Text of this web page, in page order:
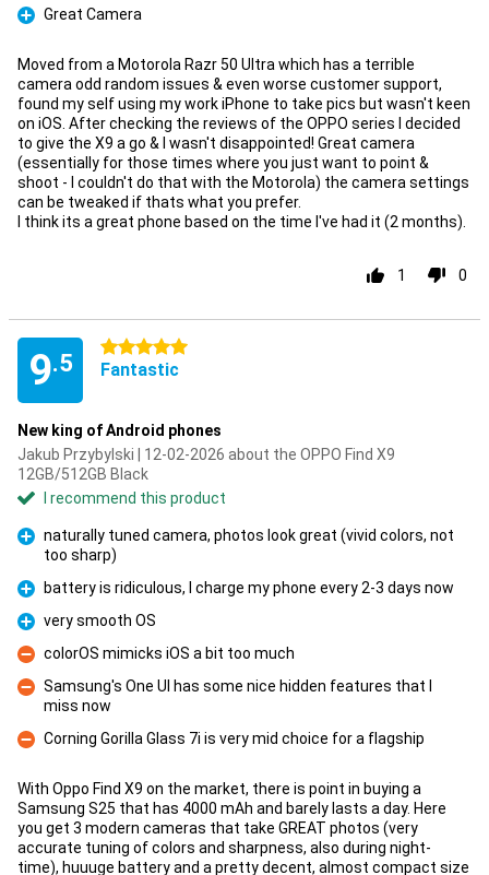
Pro
Great Camera
Moved from a Motorola Razr 50 Ultra which has a terrible
camera odd random issues & even worse customer support,
found my self using my work iPhone to take pics but wasn't keen
on iOS. After checking the reviews of the OPPO series I decided
to give the X9 a go & I wasn't disappointed! Great camera
(essentially for those times where you just want to point &
shoot - I couldn't do that with the Motorola) the camera settings
can be tweaked if thats what you prefer.
I think its a great phone based on the time I've had it (2 months).
1 0
9.5
5 stars
Fantastic
New king of Android phones
Jakub Przybylski | 12-02-2026 about the OPPO Find X9
12GB/512GB Black
I recommend this product
naturally tuned camera, photos look great (vivid colors, not
too sharp)
Pro
battery is ridiculous, I charge my phone every 2-3 days now
Pro
very smooth OS
Con
colorOS mimicks iOS a bit too much
Con
Samsung's One UI has some nice hidden features that I
miss now
Con
Corning Gorilla Glass 7i is very mid choice for a flagship
With Oppo Find X9 on the market, there is point in buying a
Samsung S25 that has 4000 mAh and barely lasts a day. Here
you get 3 modern cameras that take GREAT photos (very
accurate tuning of colors and sharpness, also during night-
time), huuuge battery and a pretty decent, almost compact size